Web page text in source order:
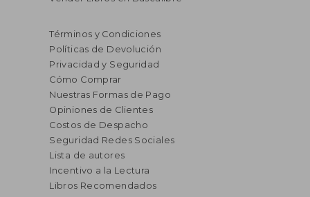
Términos y Condiciones
Políticas de Devolución
Privacidad y Seguridad
Cómo Comprar
Nuestras Formas de Pago
Opiniones de Clientes
Costos de Despacho
Seguridad Redes Sociales
Lista de autores
Incentivo a la Lectura
Libros Recomendados